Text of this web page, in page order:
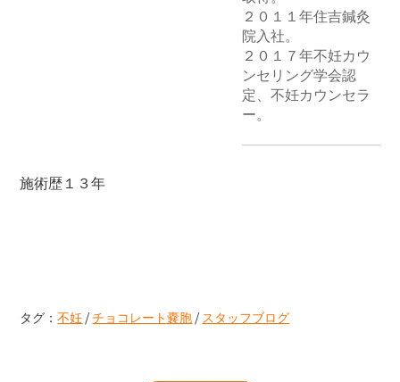
２０１１年住吉鍼灸
院入社。
２０１７年不妊カウ
ンセリング学会認
定、不妊カウンセラ
ー。
施術歴１３年
タグ：不妊 /チョコレート嚢胞 / スタッフブログ